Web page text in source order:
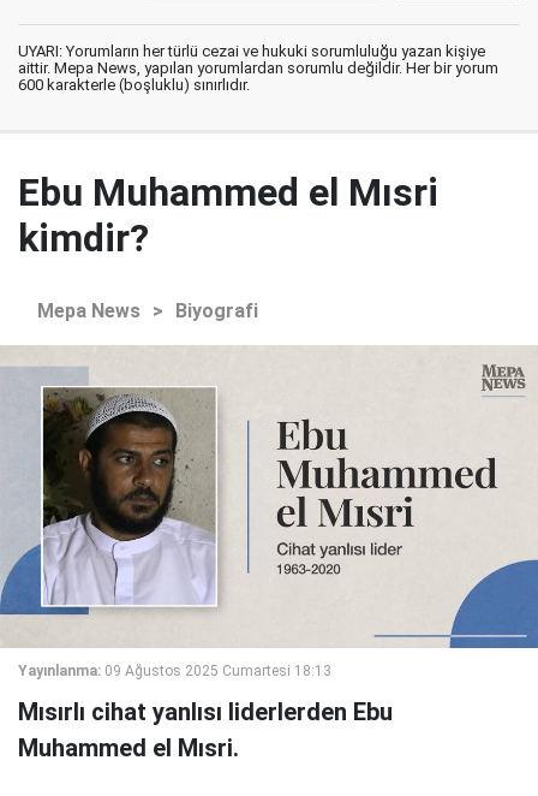
UYARI: Yorumların her türlü cezai ve hukuki sorumluluğu yazan kişiye
aittir. Mepa News, yapılan yorumlardan sorumlu değildir. Her bir yorum
600 karakterle (boşluklu) sınırlıdır.
Ebu Muhammed el Mısri
kimdir?
Mepa News > Biyografi
Yayınlanma: 09 Ağustos 2025 Cumartesi 18:13
Mısırlı cihat yanlısı liderlerden Ebu
Muhammed el Mısri.